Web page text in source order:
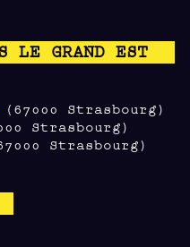
LE GRAND EST
(67000 Strasbourg)
Strasbourg)
Strasbourg)